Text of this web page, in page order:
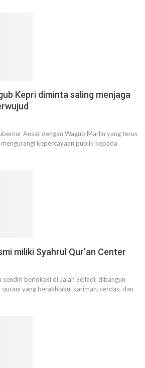
Kepri diminta saling menjaga
Ansar dengan Wagub Marlin yang terus
kepercayaan publik kepada
miliki Syahrul Qur’an Center
berlokasi di Jalan Seiladi, dibangun
yang berakhlakul karimah, cerdas, dan